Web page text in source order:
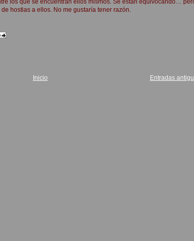
hostias a ellos. No me gustaría tener razón.
Entradas
Inicio